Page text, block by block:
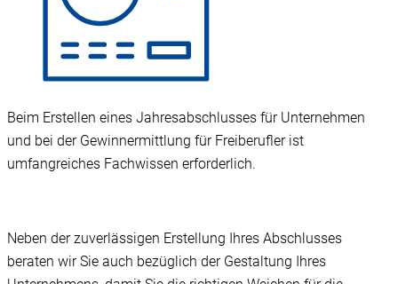
Beim Erstellen eines Jahresabschlusses für Unternehmen
und bei der Gewinnermittlung für Freiberufler ist
umfangreiches Fachwissen erforderlich.
Neben der zuverlässigen Erstellung Ihres Abschlusses
beraten wir Sie auch bezüglich der Gestaltung Ihres